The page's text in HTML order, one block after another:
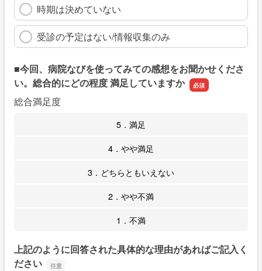
時期は決めていない
受診の予定はない/情報収集のみ
■今回、病院なびを使ってみての感想をお聞かせくださ
い。総合的にどの程度 満足していますか
総合満足度
5．満足
4．やや満足
3．どちらともいえない
2．やや不満
1．不満
上記のように回答された具体的な理由があればご記入く
ださい